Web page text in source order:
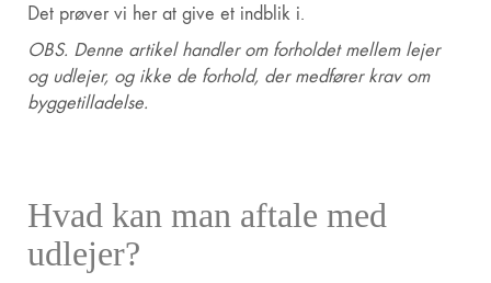
Det prøver vi her at give et indblik i.
OBS. Denne artikel handler om forholdet mellem lejer
og udlejer, og ikke de forhold, der medfører krav om
byggetilladelse.
Hvad kan man aftale med
udlejer?